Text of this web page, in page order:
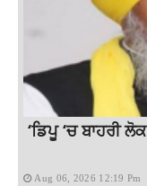
‘ਡਿਪੂ ‘ਚ ਬਾਹਰੀ
Aug 06, 2026 12:19 Pm